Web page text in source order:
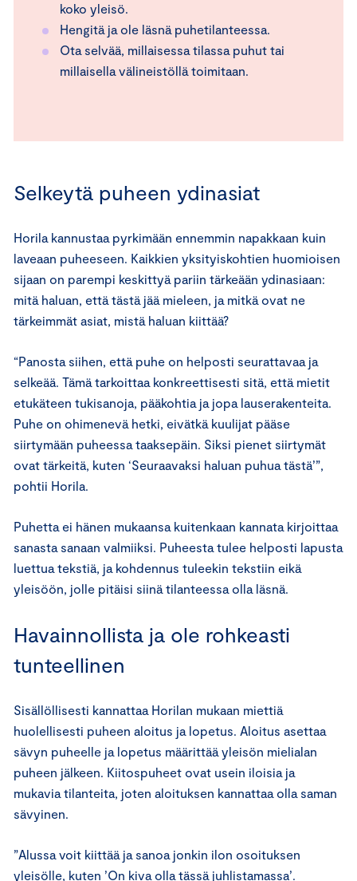
koko yleisö.
Hengitä ja ole läsnä puhetilanteessa.
Ota selvää, millaisessa tilassa puhut tai
millaisella välineistöllä toimitaan.
Selkeytä puheen ydinasiat
Horila kannustaa pyrkimään ennemmin napakkaan kuin
laveaan puheeseen. Kaikkien yksityiskohtien huomioisen
sijaan on parempi keskittyä pariin tärkeään ydinasiaan:
mitä haluan, että tästä jää mieleen, ja mitkä ovat ne
tärkeimmät asiat, mistä haluan kiittää?
“Panosta siihen, että puhe on helposti seurattavaa ja
selkeää. Tämä tarkoittaa konkreettisesti sitä, että mietit
etukäteen tukisanoja, pääkohtia ja jopa lauserakenteita.
Puhe on ohimenevä hetki, eivätkä kuulijat pääse
siirtymään puheessa taaksepäin. Siksi pienet siirtymät
ovat tärkeitä, kuten ‘Seuraavaksi haluan puhua tästä’”,
pohtii Horila.
Puhetta ei hänen mukaansa kuitenkaan kannata kirjoittaa
sanasta sanaan valmiiksi. Puheesta tulee helposti lapusta
luettua tekstiä, ja kohdennus tuleekin tekstiin eikä
yleisöön, jolle pitäisi siinä tilanteessa olla läsnä.
Havainnollista ja ole rohkeasti
tunteellinen
Sisällöllisesti kannattaa Horilan mukaan miettiä
huolellisesti puheen aloitus ja lopetus. Aloitus asettaa
sävyn puheelle ja lopetus määrittää yleisön mielialan
puheen jälkeen. Kiitospuheet ovat usein iloisia ja
mukavia tilanteita, joten aloituksen kannattaa olla saman
sävyinen.
”Alussa voit kiittää ja sanoa jonkin ilon osoituksen
yleisölle, kuten ’On kiva olla tässä juhlistamassa’.